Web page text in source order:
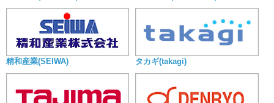
精和産業(SEIWA) タカギ(takagi)